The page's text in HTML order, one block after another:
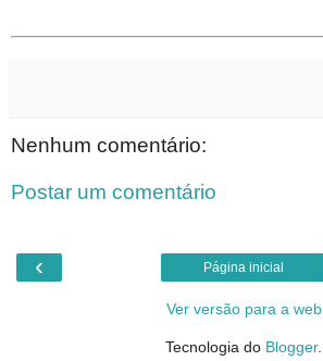
Nenhum comentário:
Postar um comentário
‹ Página inicial
Ver versão para a web
Tecnologia do Blogger.